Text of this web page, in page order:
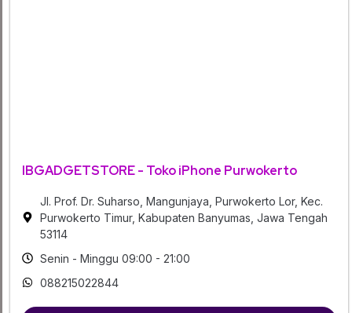
IBGADGETSTORE - Toko iPhone Purwokerto
Jl. Prof. Dr. Suharso, Mangunjaya, Purwokerto Lor, Kec.
Purwokerto Timur, Kabupaten Banyumas, Jawa Tengah
53114
Senin - Minggu 09:00 - 21:00
088215022844